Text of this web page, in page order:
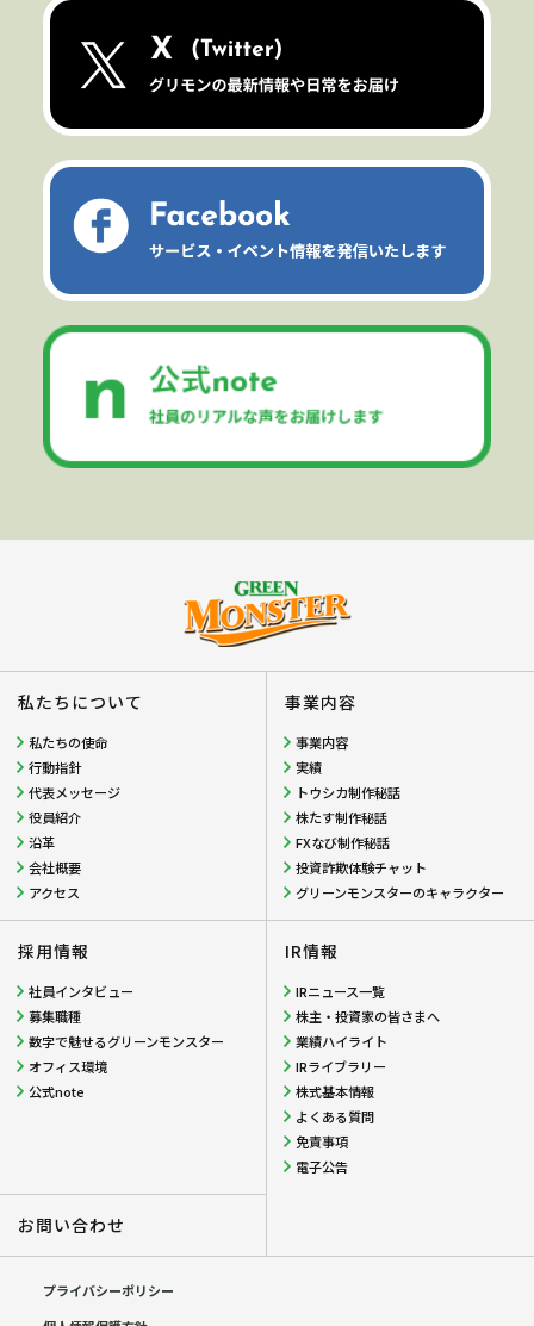
私たちについて
私たちの使命
行動指針
代表メッセージ
役員紹介
沿革
会社概要
アクセス
事業内容
事業内容
実績
トウシカ制作秘話
株たす制作秘話
FXなび制作秘話
投資詐欺体験チャット
グリーンモンスターのキャラクター
採用情報
社員インタビュー
募集職種
数字で魅せるグリーンモンスター
オフィス環境
公式note
IR情報
IRニュース一覧
株主・投資家の皆さまへ
業績ハイライト
IRライブラリー
株式基本情報
よくある質問
免責事項
電子公告
お問い合わせ
プライバシーポリシー